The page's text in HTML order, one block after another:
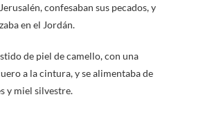
confesaban sus pecados, y
en el Jordán.
de piel de camello, con una
a la cintura, y se alimentaba de
y miel silvestre.